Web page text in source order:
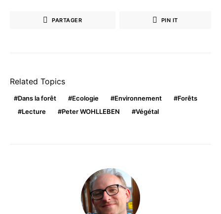
PARTAGER PIN IT
Related Topics
Dans la forêt Ecologie Environnement
Forêts
Lecture
Peter WOHLLEBEN Végétal